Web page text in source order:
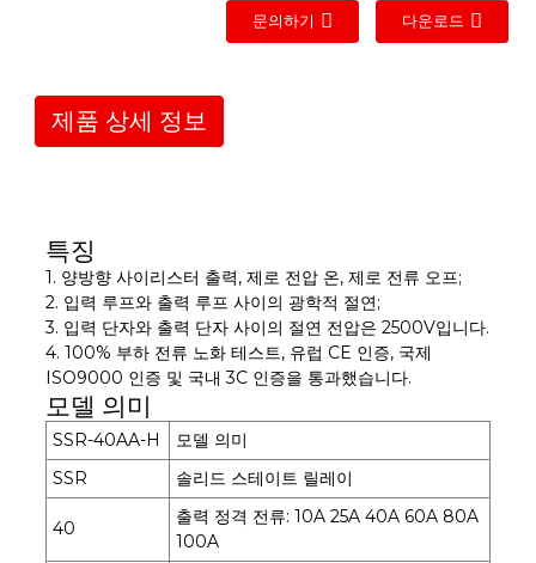
문의하기 다운로드
제품 상세 정보
특징
1. 양방향 사이리스터 출력, 제로 전압 온, 제로 전류 오프;
2. 입력 루프와 출력 루프 사이의 광학적 절연;
3. 입력 단자와 출력 단자 사이의 절연 전압은 2500V입니다.
4. 100% 부하 전류 노화 테스트, 유럽 CE 인증, 국제
ISO9000 인증 및 국내 3C 인증을 통과했습니다.
모델 의미
SSR-40AA-H
모델 의미
SSR
솔리드 스테이트 릴레이
40
출력 정격 전류: 10A 25A 40A 60A 80A
100A